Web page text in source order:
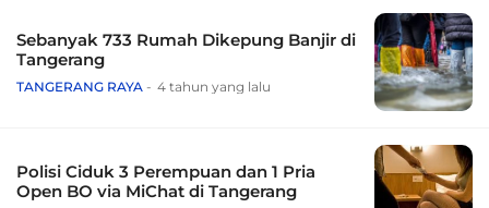
Sebanyak 733 Rumah Dikepung Banjir di
Tangerang
TANGERANG RAYA 4 tahun yang lalu
Polisi Ciduk 3 Perempuan dan 1 Pria
Open BO via MiChat di Tangerang